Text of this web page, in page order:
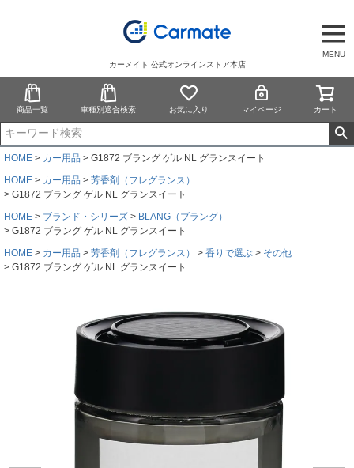
MENU
カーメイト 公式オンラインストア本店
商品一覧 車種別適合検索 お気に入り マイページ カート
HOME カー用品
G1872 ブラング ゲル NL グランスイート
HOME
カー用品
芳香剤（フレグランス）
G1872 ブラング ゲル NL グランスイート
HOME
ブランド・シリーズ
BLANG（ブラング）
G1872 ブラング ゲル NL グランスイート
HOME
カー用品 芳香剤（フレグランス） 香りで選ぶ
その他
G1872 ブラング ゲル NL グランスイート